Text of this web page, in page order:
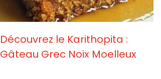
Découvrez le Karithopita :
Gâteau Grec Noix Moelleux